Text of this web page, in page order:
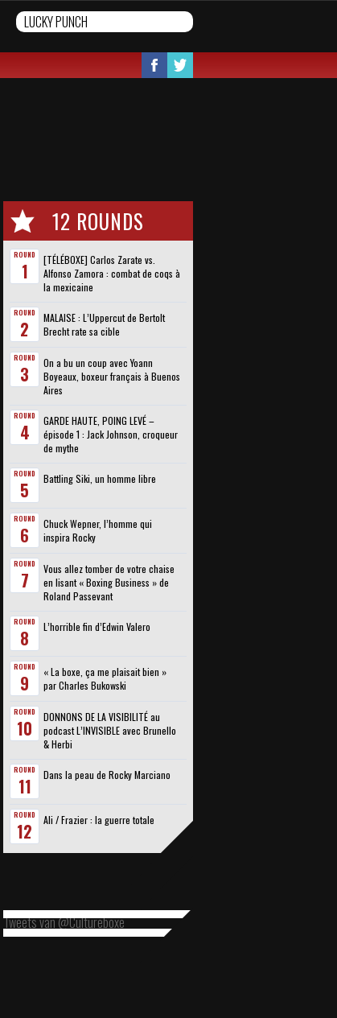
12 ROUNDS
ROUND
1
[TÉLÉBOXE] Carlos Zarate vs.
Alfonso Zamora : combat de coqs à
la mexicaine
ROUND
2
MALAISE : L’Uppercut de Bertolt
Brecht rate sa cible
ROUND
3
On a bu un coup avec Yoann
Boyeaux, boxeur français à Buenos
Aires
ROUND
4
GARDE HAUTE, POING LEVÉ –
épisode 1 : Jack Johnson, croqueur
de mythe
ROUND
5 Battling Siki, un homme libre
ROUND
6
Chuck Wepner, l’homme qui
inspira Rocky
ROUND
7
Vous allez tomber de votre chaise
en lisant « Boxing Business » de
Roland Passevant
ROUND
8 L’horrible fin d’Edwin Valero
ROUND
9
« La boxe, ça me plaisait bien »
par Charles Bukowski
ROUND
10
DONNONS DE LA VISIBILITÉ au
podcast L’INVISIBLE avec Brunello
& Herbi
ROUND
11 Dans la peau de Rocky Marciano
ROUND
12 Ali / Frazier : la guerre totale
Tweets van @Cultureboxe